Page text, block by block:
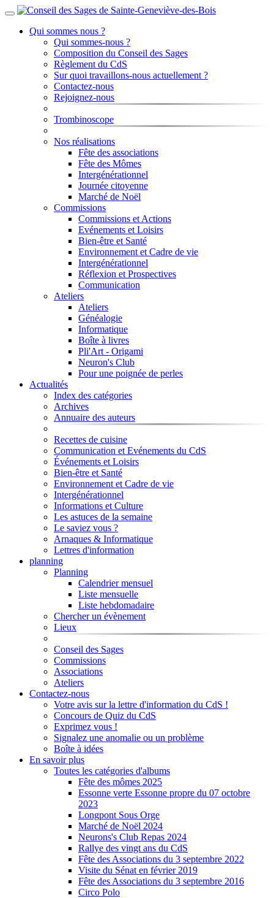
Qui sommes nous ?
Qui sommes-nous ?
Composition du Conseil des Sages
Règlement du CdS
Sur quoi travaillons-nous actuellement ?
Contactez-nous
Rejoignez-nous
Trombinoscope
Nos réalisations
Fête des associations
Fête des Mômes
Intergénérationnel
Journée citoyenne
Marché de Noël
Commissions
Commissions et Actions
Evénements et Loisirs
Bien-être et Santé
Environnement et Cadre de vie
Intergénérationnel
Réflexion et Prospectives
Communication
Ateliers
Ateliers
Généalogie
Informatique
Boîte à livres
Pli'Art - Origami
Neuron's Club
Pour une poignée de perles
Actualités
Index des catégories
Archives
Annuaire des auteurs
Recettes de cuisine
Communication et Evénements du CdS
Événements et Loisirs
Bien-être et Santé
Environnement et Cadre de vie
Intergénérationnel
Informations et Culture
Les astuces de la semaine
Le saviez vous ?
Arnaques & Informatique
Lettres d'information
planning
Planning
Calendrier mensuel
Liste mensuelle
Liste hebdomadaire
Chercher un évènement
Lieux
Conseil des Sages
Commissions
Associations
Ateliers
Contactez-nous
Votre avis sur la lettre d'information du CdS !
Concours de Quiz du CdS
Exprimez vous !
Signalez une anomalie ou un problème
Boîte à idées
En savoir plus
Toutes les catégories d'albums
Fête des mômes 2025
Essonne verte Essonne propre du 07 octobre
2023
Longpont Sous Orge
Marché de Noël 2024
Neurons's Club Repas 2024
Rallye des vingt ans du CdS
Fête des Associations du 3 septembre 2022
Visite du Sénat en février 2019
Fête des Associations du 3 septembre 2016
Circo Polo